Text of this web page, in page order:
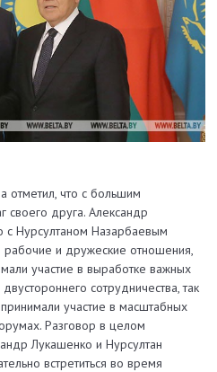
отметил, что с большим
своего друга. Александр
с Нурсултаном Назарбаевым
рабочие и дружеские отношения,
участие в выработке важных
сотрудничества, так
участие в масштабных
Разговор в целом
Лукашенко и Нурсултан
встретиться во время